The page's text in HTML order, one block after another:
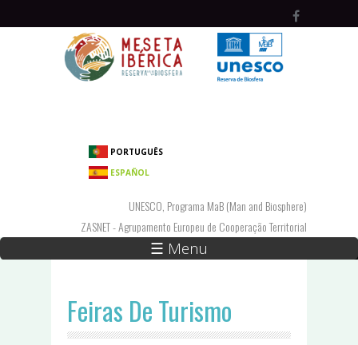
PORTUGUÊS
ESPAÑOL
UNESCO, Programa MaB (Man and Biosphere)
ZASNET - Agrupamento Europeu de Cooperação Territorial
☰ Menu
Feiras De Turismo